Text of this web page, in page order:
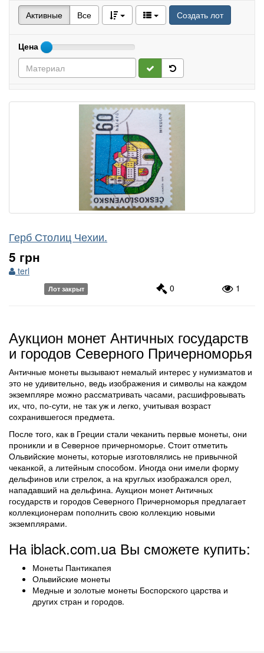
Активные Все Создать лот
Цена
Герб Столиц Чехии.
5 грн
terl
Лот закрыт 0 1
Аукцион монет Античных государств
и городов Северного Причерноморья
Античные монеты вызывают немалый интерес у нумизматов и
это не удивительно, ведь изображения и символы на каждом
экземпляре можно рассматривать часами, расшифровывать
их, что, по-сути, не так уж и легко, учитывая возраст
сохранившегося предмета.
После того, как в Греции стали чеканить первые монеты, они
проникли и в Северное причерноморье. Стоит отметить
Ольвийские монеты, которые изготовлялись не привычной
чеканкой, а литейным способом. Иногда они имели форму
дельфинов или стрелок, а на круглых изображался орел,
нападавший на дельфина. Аукцион монет Античных
государств и городов Северного Причерноморья предлагает
коллекционерам пополнить свою коллекцию новыми
экземплярами.
На iblack.com.ua Вы сможете купить:
Монеты Пантикапея
Ольвийские монеты
Медные и золотые монеты Боспорского царства и
других стран и городов.